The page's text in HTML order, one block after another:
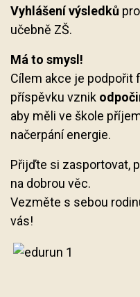
Vyhlášení výsledků
učebně ZŠ.
Má to smysl!
Cílem akce je podpořit
příspěvku vznik
aby měli ve škole
načerpání energie.
Přijďte si zasportovat,
na dobrou věc.
Vezměte s sebou
vás!